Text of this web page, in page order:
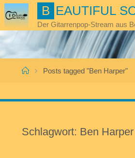
Skip
to
content
B EAUTIFUL S
Der Gitarrenpop-Stream aus
HomePosts tagged "Ben Harper"
Schlagwort: Ben Harper